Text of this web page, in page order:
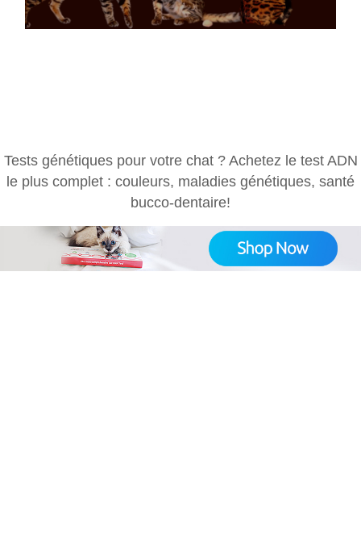
Tests génétiques pour votre chat ? Achetez le test ADN
le plus complet : couleurs, maladies génétiques, santé
bucco-dentaire!